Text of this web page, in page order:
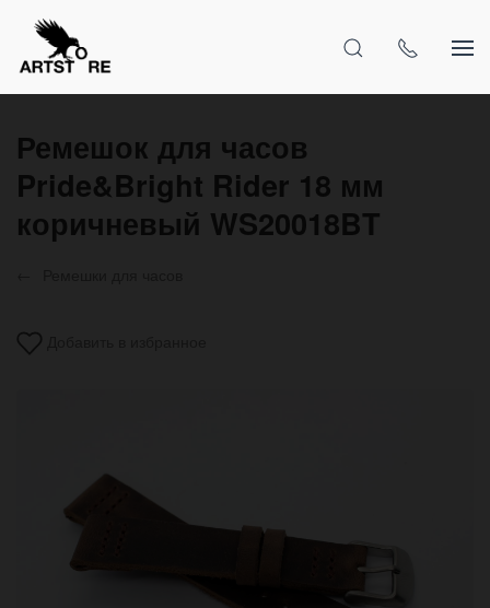
Ремешок для часов
Pride&Bright Rider 18 мм
коричневый WS20018BT